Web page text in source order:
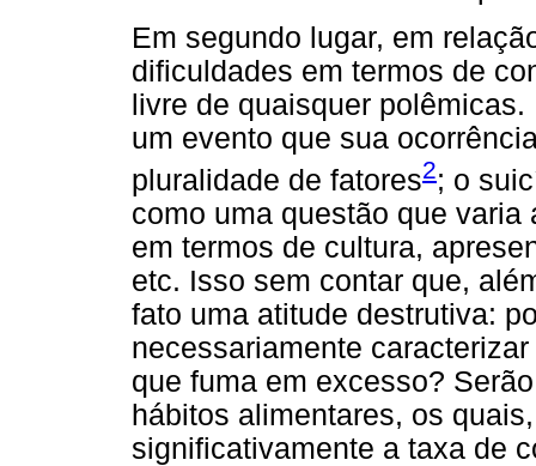
Em segundo lugar, em
dificuldades em termos de
livre de quaisquer
um evento que sua
pluralidade de fatores2; o
como uma questão que
em termos de cultura,
etc. Isso sem contar que,
fato uma atitude destrutiva:
necessariamente
que fuma em excesso?
hábitos alimentares, os
significativamente a taxa de